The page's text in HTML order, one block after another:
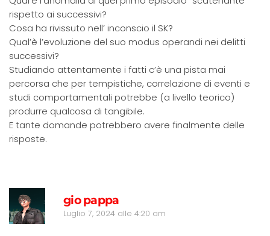
rispetto ai successivi?
Cosa ha rivissuto nell’ inconscio il SK?
Qual’è l’evoluzione del suo modus operandi nei delitti
successivi?
Studiando attentamente i fatti c’è una pista mai
percorsa che per tempistiche, correlazione di eventi e
studi comportamentali potrebbe (a livello teorico)
produrre qualcosa di tangibile.
E tante domande potrebbero avere finalmente delle
risposte.
gio pappa
Luglio 7, 2024 alle 4:20 am